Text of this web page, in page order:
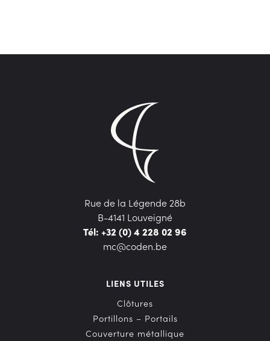
Rue de la Légende 28b
B-4141 Louveigné
Tél: +32 (0) 4 228 02 96
mc@coden.be
LIENS UTILES
Clôtures
Portillons – Portails
Couverture métallique